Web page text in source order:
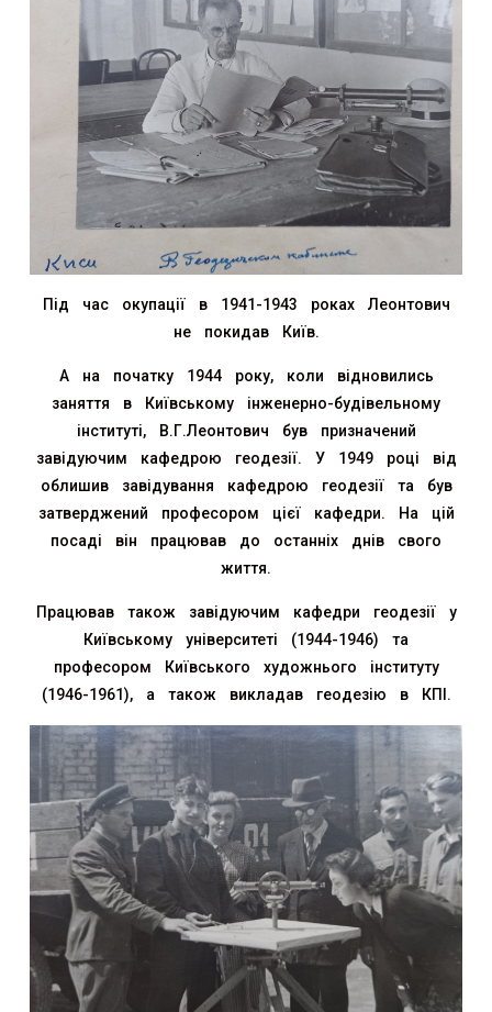
Під час окупації в 1941-1943 роках Леонтович
не покидав Київ.
А на початку 1944 року, коли відновились
заняття в Київському інженерно-будівельному
інституті, В.Г.Леонтович був призначений
завідуючим кафедрою геодезії. У 1949 році від
облишив завідування кафедрою геодезії та був
затверджений професором цієї кафедри. На цій
посаді він працював до останніх днів свого
життя.
Працював також завідуючим кафедри геодезії у
Київському університеті (1944-1946) та
професором Київського художнього інституту
(1946-1961), а також викладав геодезію в КПІ.